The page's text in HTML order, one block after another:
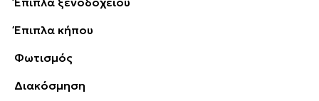
Έπιπλα κήπου
Φωτισμός
Διακόσμηση